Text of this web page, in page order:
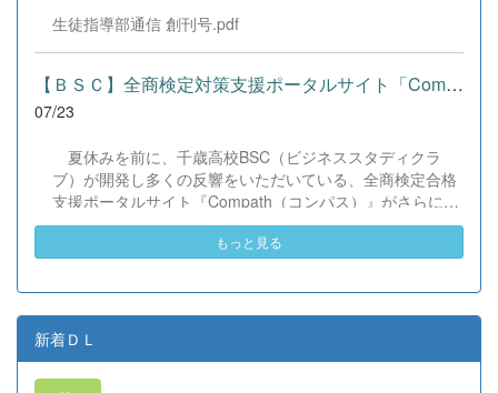
葉や国境を超えて笑顔で交流を深めました。 主催者の方か
らは、「国籍や年齢を問わず笑顔で寄り添い、自分で考え
て動く姿が素晴らしい。異文化理解のマインドが自然と身
についている」と、賞賛の声をいただきました！ 教室の中
だけでなく、地域や世界という広いフィールドで本領を発
姿に、誇らしさでいっぱいです。 教養科生、どんどん外へ
飛び出そう！ その温かい心と行動力を磨き、世界を笑顔に
する魅力的な人材へ成長していく皆さんを応援していま
す！
生徒指導部通信 創刊号.pdf
【ＢＳＣ】全商検定対策支援ポータルサイト「Compath（コンパス）...
07/23
夏休みを前に、千歳高校BSC（ビジネススタディクラ
ブ）が開発し多くの反響をいただいている、全商検定合格
支援ポータルサイト『Compath（コンパス）』がさらにバ
ージョンアップいたしました。 今回もユーザーの皆様か
らいただいたアンケートのご意見をもとに、BSC部員のプ
の実装までを行いました。今回のアップデートでは、ビジ
ネス計算・簿記・ビジネス文書・情報処理・商業経済・財
務分析・ビジネスコミュニケーションなど各ジャンルに及
具体的には、各検定問題数の大幅増加をはじめ、英語翻訳
もっと見る
新着ＤＬ